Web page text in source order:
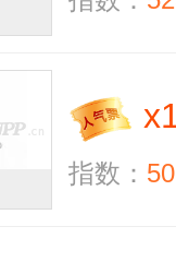
x
指数：